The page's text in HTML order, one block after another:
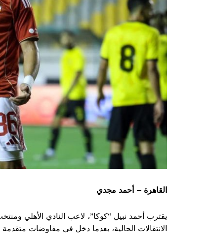
القاهرة – أحمد مجدي
يقترب أحمد نبيل “كوكا”، لاعب النادي الأهلي
الانتقالات الحالية، بعدما دخل في مفاوضات